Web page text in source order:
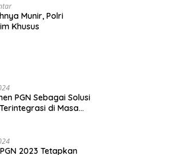
Munir, Polri
Khusus
PGN Sebagai Solusi
di Masa
PGN 2023 Tetapkan